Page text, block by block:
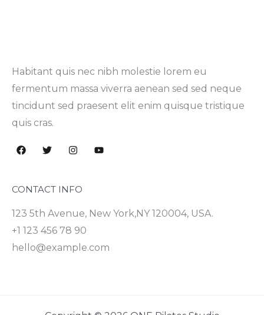
Habitant quis nec nibh molestie lorem eu
fermentum massa viverra aenean sed sed neque
tincidunt sed praesent elit enim quisque tristique
quis cras.
CONTACT INFO
123 5th Avenue, New York,NY 120004, USA.
+1 123 456 78 90
hello@example.com